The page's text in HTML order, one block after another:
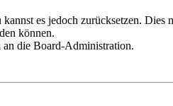
es jedoch zurücksetzen. Dies
können.
an die Board-Administration.